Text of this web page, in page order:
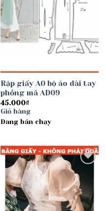
Rập giấy A0 bộ áo dài tay
phồng mã AD09
45.000₫
Giỏ hàng
Đang bán chạy
Add to
wishlist